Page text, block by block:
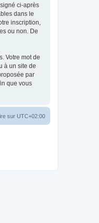
ci-après
dans le
inscription,
ou non. De
Votre mot de
à un site de
par
que vous
sur UTC+02:00